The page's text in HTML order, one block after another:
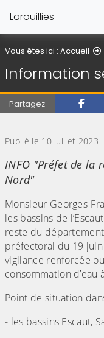
Larouillies
Vous êtes ici : Accueil
Information
Partagez
Publié le 10 juillet 2023
INFO "Préfet de la
Nord"
Monsieur Georges-
les bassins de
reste du
préfectoral du 19
vigilance renforcée
consommation d’eau
Point de situation
- les bassins Escaut,